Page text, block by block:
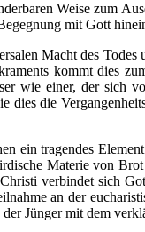
Weise zum
mit Gott
Macht des
kommt dies
wie einer, der sich
dies die
ein tragendes
Materie von Brot
verbindet sich
an der
Jünger mit dem